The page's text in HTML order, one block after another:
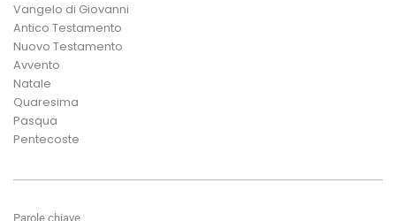
Vangelo di Giovanni
Antico Testamento
Nuovo Testamento
Avvento
Natale
Quaresima
Pasqua
Pentecoste
Parole chiave